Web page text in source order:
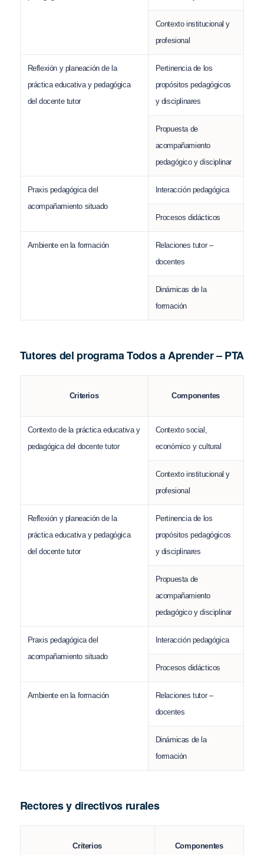
Contexto institucional y
profesional
Reflexión y planeación de la
práctica educativa y pedagógica
del docente tutor
Pertinencia de los
propósitos pedagógicos
y disciplinares
Propuesta de
acompañamiento
pedagógico y disciplinar
Praxis pedagógica del
acompañamiento situado
Interacción pedagógica
Procesos didácticos
Ambiente en la formación
Relaciones tutor –
docentes
Dinámicas de la
formación
Tutores del programa Todos a Aprender – PTA
Criterios Componentes
Contexto de la práctica educativa y
pedagógica del docente tutor
Contexto social,
económico y cultural
Contexto institucional y
profesional
Reflexión y planeación de la
práctica educativa y pedagógica
del docente tutor
Pertinencia de los
propósitos pedagógicos
y disciplinares
Propuesta de
acompañamiento
pedagógico y disciplinar
Praxis pedagógica del
acompañamiento situado
Interacción pedagógica
Procesos didácticos
Ambiente en la formación
Relaciones tutor –
docentes
Dinámicas de la
formación
Rectores y directivos rurales
Criterios Componentes